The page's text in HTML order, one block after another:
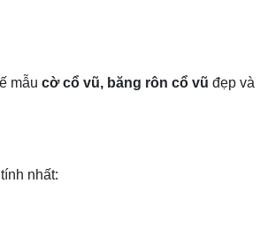
mẫu cờ cổ vũ, băng rôn cổ vũ đẹp và
nhất: